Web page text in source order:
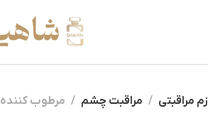
مراقبتی مراقبت چشم مرطوب کننده